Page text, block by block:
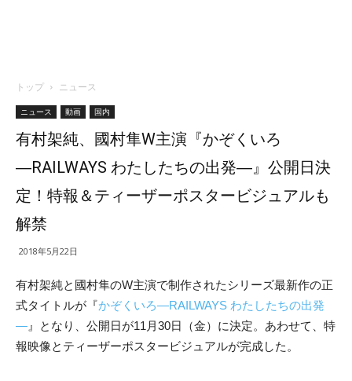
トップ ニュース
ニュース 動画 国内
有村架純、國村隼W主演『かぞくいろ
―RAILWAYS わたしたちの出発―』公開日決
定！特報＆ティーザーポスタービジュアルも
解禁
2018年5月22日
有村架純と國村隼のW主演で制作されたシリーズ最新作の正
式タイトルが『かぞくいろ―RAILWAYS わたしたちの出発
― 』となり、公開日が11月30日（金）に決定。あわせて、特
報映像とティーザーポスタービジュアルが完成した。